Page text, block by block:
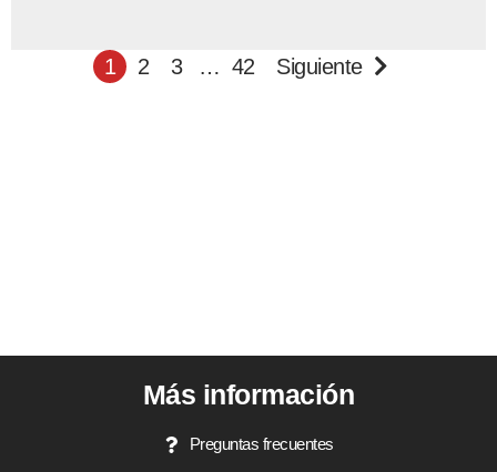
1 2 3 … 42 Siguiente
Más información
Preguntas frecuentes